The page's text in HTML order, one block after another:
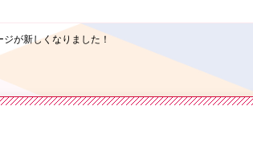
が新しくなりました！